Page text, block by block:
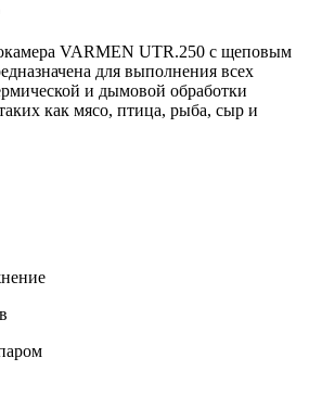
VARMEN UTR.250 с щеповым
для выполнения всех
и дымовой обработки
как мясо, птица, рыба, сыр и